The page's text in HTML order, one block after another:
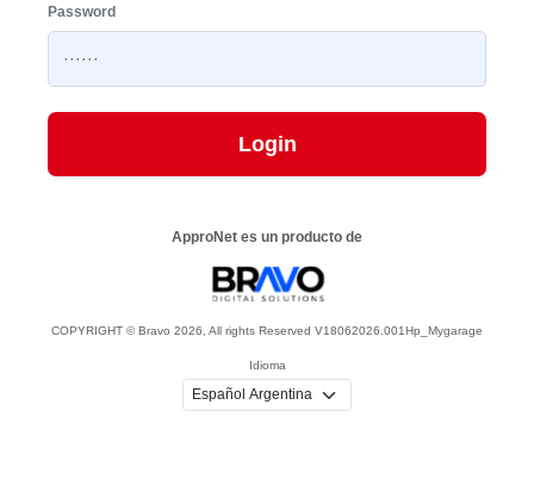
Password
Login
ApproNet es un producto de
COPYRIGHT © Bravo 2026, All rights Reserved V18062026.001Hp_Mygarage
Idioma